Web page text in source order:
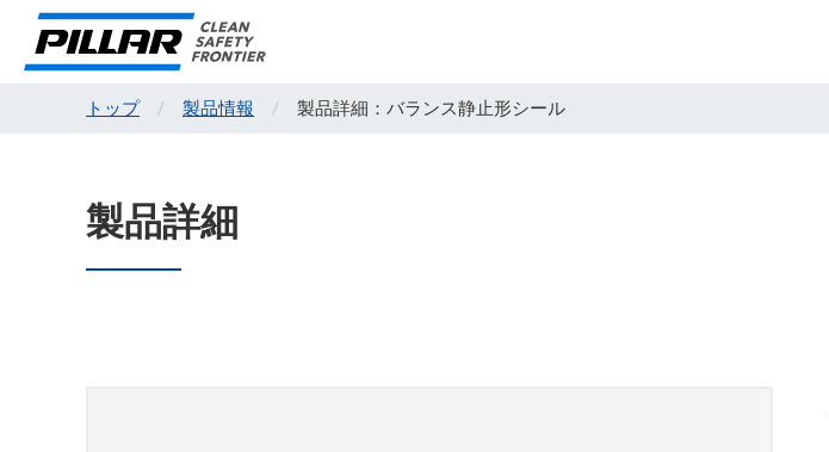
トップ 製品情報 製品詳細：バランス静止形シール
製品詳細